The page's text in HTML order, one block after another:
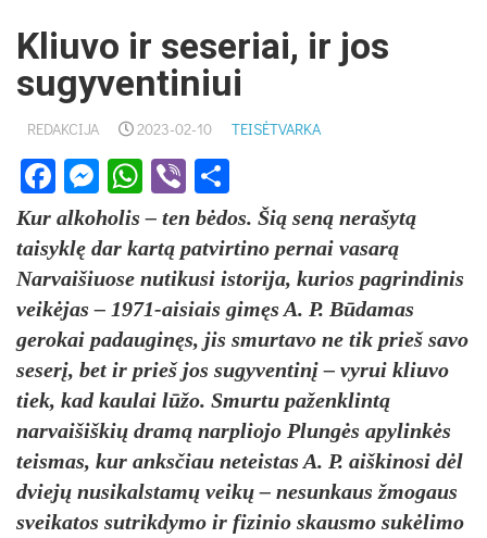
Kliuvo ir seseriai, ir jos
sugyventiniui
REDAKCIJA 2023-02-10 TEISĖTVARKA
Facebook
Messenger
WhatsApp
Viber
Kur alkoholis – ten bėdos. Šią seną nerašytą
taisyklę dar kartą patvirtino pernai vasarą
Narvaišiuose nutikusi istorija, kurios pagrindinis
veikėjas – 1971-aisiais gimęs A. P. Būdamas
gerokai padauginęs, jis smurtavo ne tik prieš savo
seserį, bet ir prieš jos sugyventinį – vyrui kliuvo
tiek, kad kaulai lūžo. Smurtu paženklintą
narvaišiškių dramą narpliojo Plungės apylinkės
teismas, kur anksčiau neteistas A. P. aiškinosi dėl
dviejų nusikalstamų veikų – nesunkaus žmogaus
sveikatos sutrikdymo ir fizinio skausmo sukėlimo